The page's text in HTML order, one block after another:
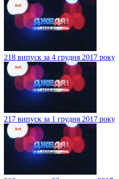
218 випуск за 4 грудня 2017 року
217 випуск за 1 грудня 2017 року